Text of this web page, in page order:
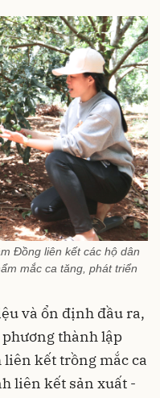
Đồng liên kết các hộ dân
mắc ca tăng, phát triển
và ổn định đầu ra,
thành lập
kết trồng mắc ca
liên kết sản xuất -